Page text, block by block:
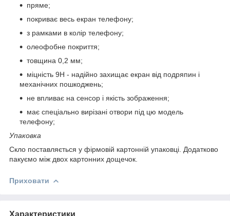
пряме;
покриває весь екран телефону;
з рамками в колір телефону;
олеофобне покриття;
товщина 0,2 мм;
міцність 9Н - надійно захищає екран від подряпин і
механічних пошкоджень;
не впливає на сенсор і якість зображення;
має спеціально вирізані отвори під цю модель
телефону;
Упаковка
Скло поставляється у фірмовій картонній упаковці. Додатково
пакуємо між двох картонних дощечок.
Приховати
Характеристики